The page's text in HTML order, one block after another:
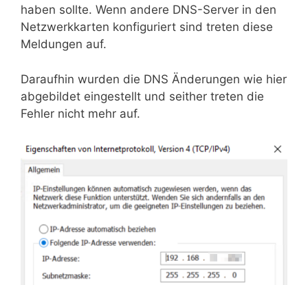
haben sollte. Wenn andere DNS-Server in den
Netzwerkkarten konfiguriert sind treten diese
Meldungen auf.
Daraufhin wurden die DNS Änderungen wie hier
abgebildet eingestellt und seither treten die
Fehler nicht mehr auf.